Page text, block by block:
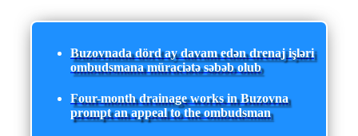
Buzovnada dörd ay davam edən drenaj işləri
ombudsmana müraciətə səbəb olub
Four-month drainage works in Buzovna
prompt an appeal to the ombudsman